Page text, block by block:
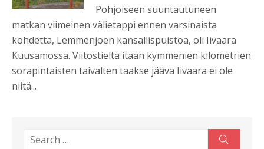
Pohjoiseen suuntautuneen
matkan viimeinen välietappi ennen varsinaista
kohdetta, Lemmenjoen kansallispuistoa, oli Iivaara
Kuusamossa. Viitostieltä itään kymmenien kilometrien
sorapintaisten taivalten taakse jäävä Iivaara ei ole
niitä...
Search